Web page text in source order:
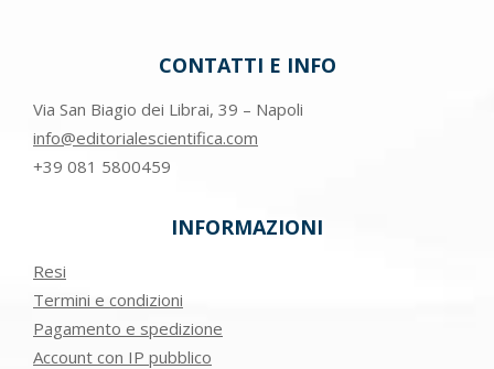
CONTATTI E INFO
Via San Biagio dei Librai, 39 – Napoli
info@editorialescientifica.com
+39 081 5800459
INFORMAZIONI
Resi
Termini e condizioni
Pagamento e spedizione
Account con IP pubblico